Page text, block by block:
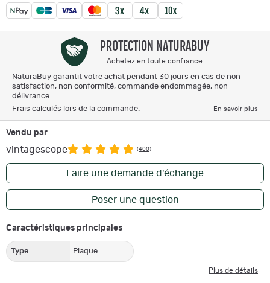
PROTECTION NATURABUY
Achetez en toute confiance
NaturaBuy garantit votre achat pendant 30 jours en cas de non-
satisfaction, non conformité, commande endommagée, non
délivrance.
Frais calculés lors de la commande.
En savoir plus
Vendu par
vintagescope (400)
Faire une demande d'échange
Poser une question
Caractéristiques principales
Type Plaque
Plus de détails